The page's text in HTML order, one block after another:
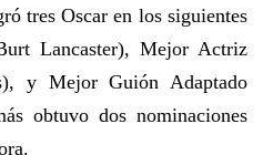
tres Oscar en los siguientes
Lancaster), Mejor Actriz
y Mejor Guión Adaptado
obtuvo dos nominaciones